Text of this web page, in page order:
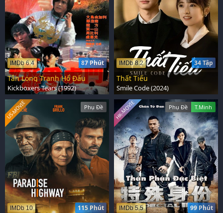
87 Phút
IMDb 6.4
Tân Long Tranh Hổ Đấu
Kickboxers Tears (1992)
34 Tập
IMDb 8.2
Thất Tiếu
Smile Code (2024)
Phụ Đề
115 Phút
IMDb 10
US-MOVIE Phụ Đề T.Minh
99 Phút
IMDb 5.5
HK-MOVIE